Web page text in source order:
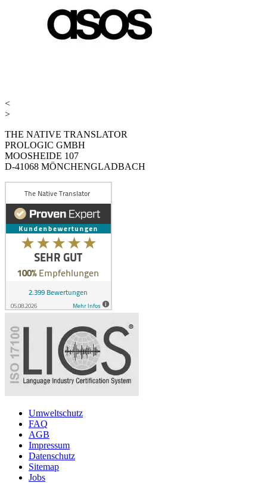
<
>
THE NATIVE TRANSLATOR
PROLOGIC GMBH
MOOSHEIDE 107
D-41068 MÖNCHENGLADBACH
Umweltschutz
FAQ
AGB
Impressum
Datenschutz
Sitemap
Jobs